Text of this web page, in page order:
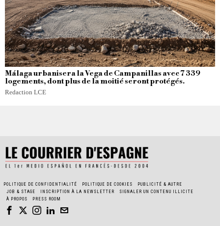
Málaga urbanisera la Vega de Campanillas avec 7 339
logements, dont plus de la moitié seront protégés.
Redaction LCE
POLITIQUE DE CONFIDENTIALITÉ POLITIQUE DE COOKIES
PUBLICITÉ & AUTRE
JOB & STAGE
INSCRIPTION À LA NEWSLETTER
SIGNALER UN CONTENU ILLICITE
À PROPOS
PRESS ROOM